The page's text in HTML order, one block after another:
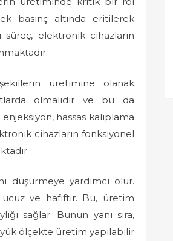
basınç altında eritilerek
elektronik cihazların
üretimine olanak
olmalıdır ve bu da
hassas kalıplama
cihazların fonksiyonel
düşürmeye yardımcı olur.
ve hafiftir. Bu, üretim
sağlar. Bunun yanı sıra,
ölçekte üretim yapılabilir